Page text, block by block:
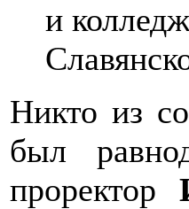
и
Никто из
был
проректор